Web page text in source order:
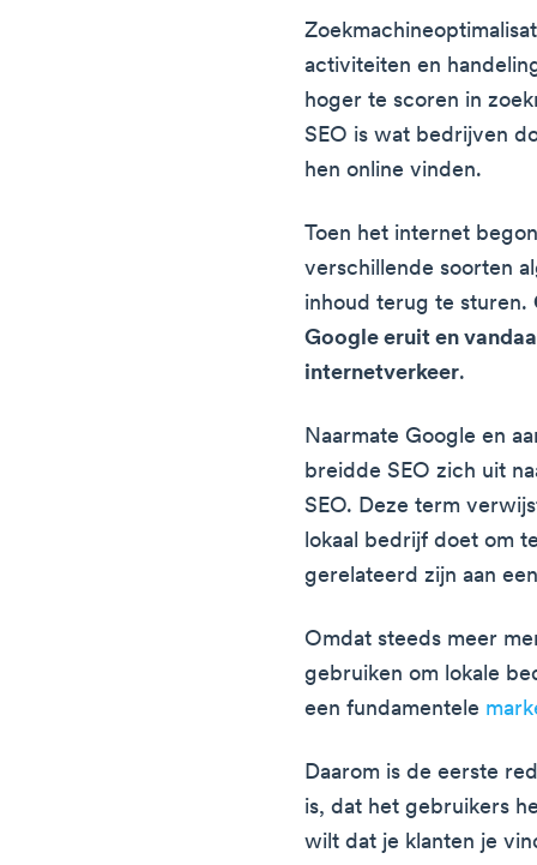
activiteiten en
hoger te scoren in
SEO is wat bedrijven
hen online vinden.
Toen het internet
verschillende soorten
inhoud terug te sturen.
Google eruit en
internetverkeer.
Naarmate Google en
breidde SEO zich uit
SEO. Deze term
lokaal bedrijf doet om
gerelateerd zijn aan
Omdat steeds meer
gebruiken om lokale
een fundamentele
Daarom is de eerste
is, dat het gebruikers
wilt dat je klanten je